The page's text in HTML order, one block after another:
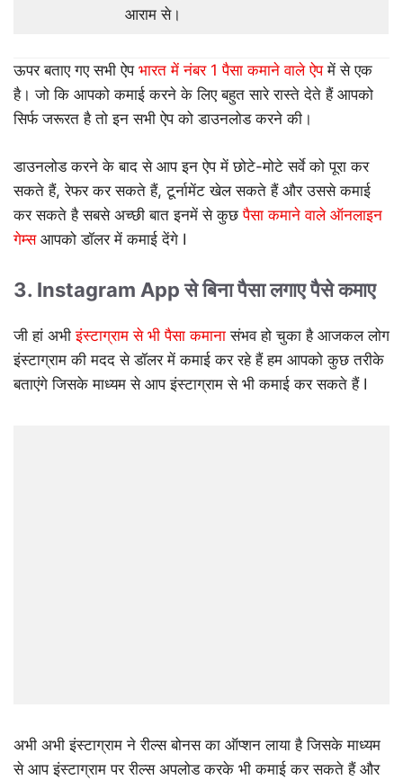
आराम से।
ऊपर बताए गए सभी ऐप भारत में नंबर 1 पैसा कमाने वाले ऐपमें से एक
है। जो कि आपको कमाई करने के लिए बहुत सारे रास्ते देते हैं आपको
सिर्फ जरूरत है तो इन सभी ऐप को डाउनलोड करने की।
डाउनलोड करने के बाद से आप इन ऐप में छोटे-मोटे सर्वे को पूरा कर
सकते हैं, रेफर कर सकते हैं, टूर्नामेंट खेल सकते हैं और उससे कमाई
कर सकते है सबसे अच्छी बात इनमें से कुछपैसा कमाने वाले ऑनलाइन
गेम्सआपको डॉलर में कमाई देंगे I
3. Instagram App से बिना पैसा लगाए पैसे कमाए
जी हां अभीइंस्टाग्राम से भी पैसा कमाना संभव हो चुका है आजकल लोग
इंस्टाग्राम की मदद से डॉलर में कमाई कर रहे हैं हम आपको कुछ तरीके
बताएंगे जिसके माध्यम से आप इंस्टाग्राम से भी कमाई कर सकते हैं I
अभी अभी इंस्टाग्राम ने रील्स बोनस का ऑप्शन लाया है जिसके माध्यम
से आप इंस्टाग्राम पर रील्स अपलोड करके भी कमाई कर सकते हैं और